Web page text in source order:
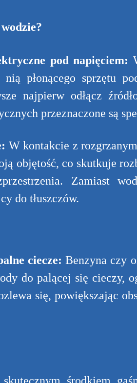
pod napięciem:
nią płonącego sprzętu
najpierw odłącz
przeznaczone są
W kontakcie z
objętość, co skutkuje
Zamiast
do tłuszczów.
ciecze: Benzyna czy
do palącej się cieczy,
się, powiększając